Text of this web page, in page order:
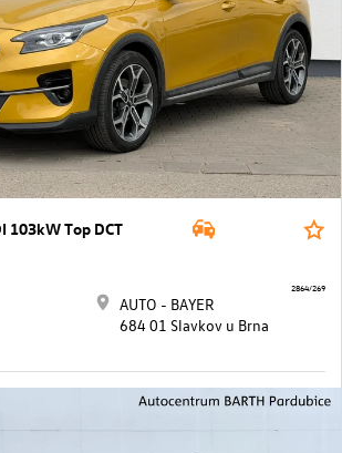
103kW Top DCT
AUTO - BAYER
684 01 Slavkov u Brna
2864/269